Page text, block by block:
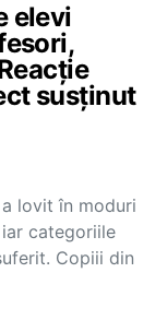
elevi
susținut
lovit în moduri
categoriile
Copiii din